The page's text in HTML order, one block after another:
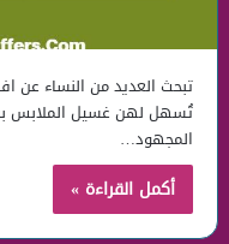
تبحث العديد من النساء عن
تُسهل لهن غسيل الملابس
المجهود…
أكمل القراءة »